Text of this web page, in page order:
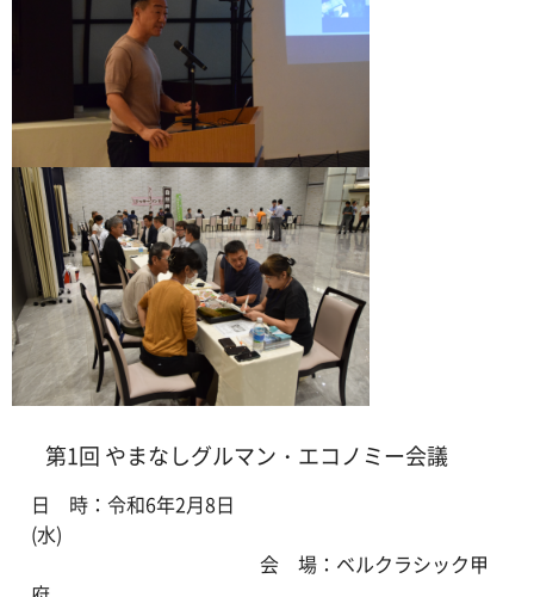
第1回 やまなしグルマン・エコノミー会議
日 時：令和6年2月8日
(水)
会 場：ベルクラシック甲